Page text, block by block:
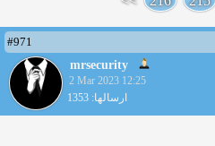
#971
mrsecurity
2 Mar 2023 12:25
ارسالها: 1353